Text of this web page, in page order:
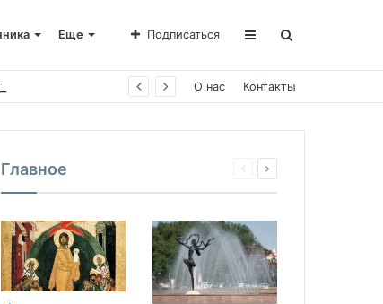
Еще Подписаться
О нас Контакты
Главное